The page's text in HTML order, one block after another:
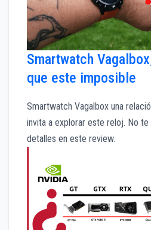
Smartwatch
que este imposible
Smartwatch Vagalbox una
invita a explorar este reloj. No
detalles en este review.